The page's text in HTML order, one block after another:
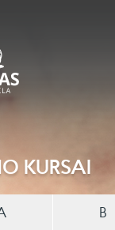
KURSAI
B